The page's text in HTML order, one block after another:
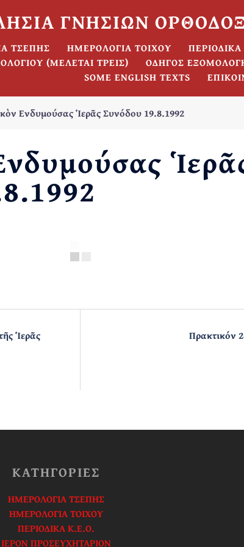
ΓΝΗΣΙΩΝ
ΤΣΕΠΗΣ ΗΜΕΡΟΛΟΓΙΑ ΤΟΙΧΟΥ
(ΜΕΛΕΤΑΙ ΤΡΕΙΣ)
ΟΔΗΓΟΣ
SOME ENGLISH TEXTS
Ενδυμούσας Ἱερᾶς Συνόδου 19.8.1992
Ἱερᾶς
Πρακτικόν
ΚΑΤΗΓΟΡΙΕΣ
ΗΜΕΡΟΛΟΓΙΑ ΤΣΕΠΗΣ
ΗΜΕΡΟΛΟΓΙΑ ΤΟΙΧΟΥ
ΠΕΡΙΟΔΙΚΑ Κ.Ε.Ο.
ΙΕΡΟΝ ΠΡΟΣΕΥΧΗΤΑΡΙΟΝ